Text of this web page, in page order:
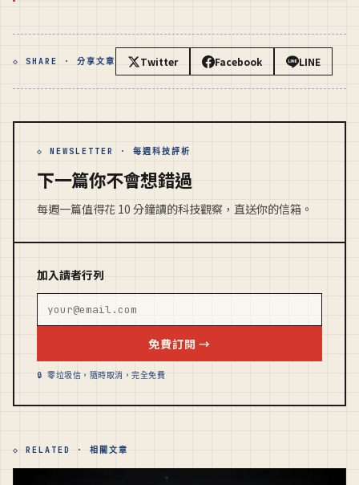
◇ SHARE · 分享文章 Twitter Facebook LINE
◇ NEWSLETTER · 每週科技評析
下一篇你不會想錯過
每週一篇值得花 10 分鐘讀的科技觀察，直送你的信箱。
加入讀者行列
免費訂閱 →
🔒 零垃圾信，隨時取消，完全免費
◇ RELATED · 相關文章